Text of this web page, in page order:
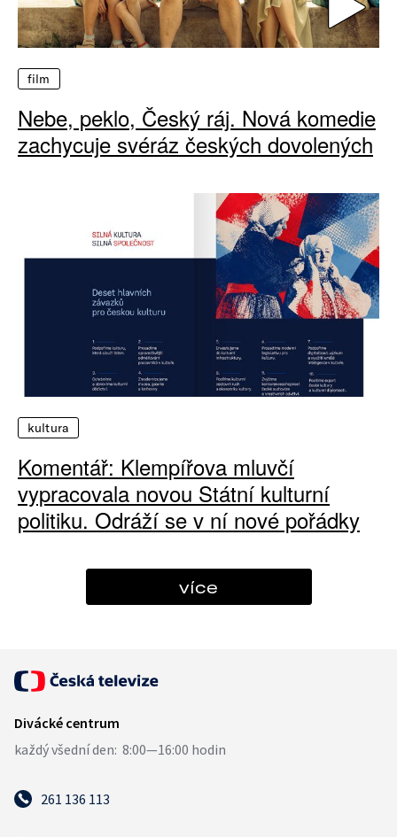
film
Nebe, peklo, Český ráj. Nová komedie
zachycuje svéráz českých dovolených
kultura
Komentář: Klempířova mluvčí
vypracovala novou Státní kulturní
politiku. Odráží se v ní nové pořádky
více
261 136 113